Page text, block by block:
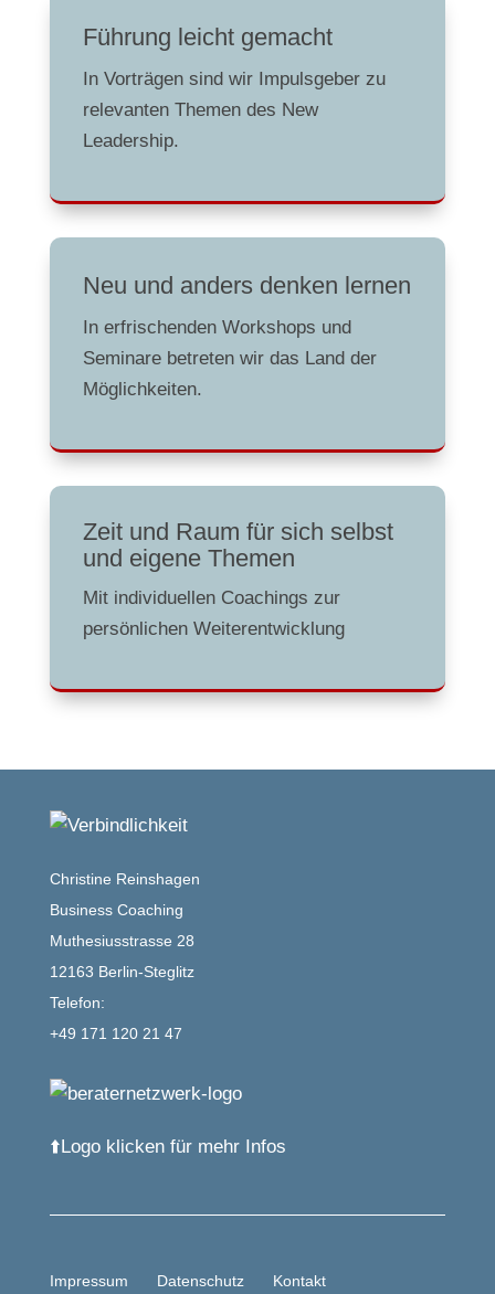
Führung leicht gemacht
In Vorträgen sind wir Impulsgeber zu
relevanten Themen des New
Leadership.
Neu und anders denken lernen
In erfrischenden Workshops und
Seminare betreten wir das Land der
Möglichkeiten.
Zeit und Raum für sich selbst
und eigene Themen
Mit individuellen Coachings zur
persönlichen Weiterentwicklung
Christine Reinshagen
Business Coaching
Muthesiusstrasse 28
12163 Berlin-Steglitz
Telefon:
+49 171 120 21 47
⬆️Logo klicken für mehr Infos
Impressum Datenschutz Kontakt